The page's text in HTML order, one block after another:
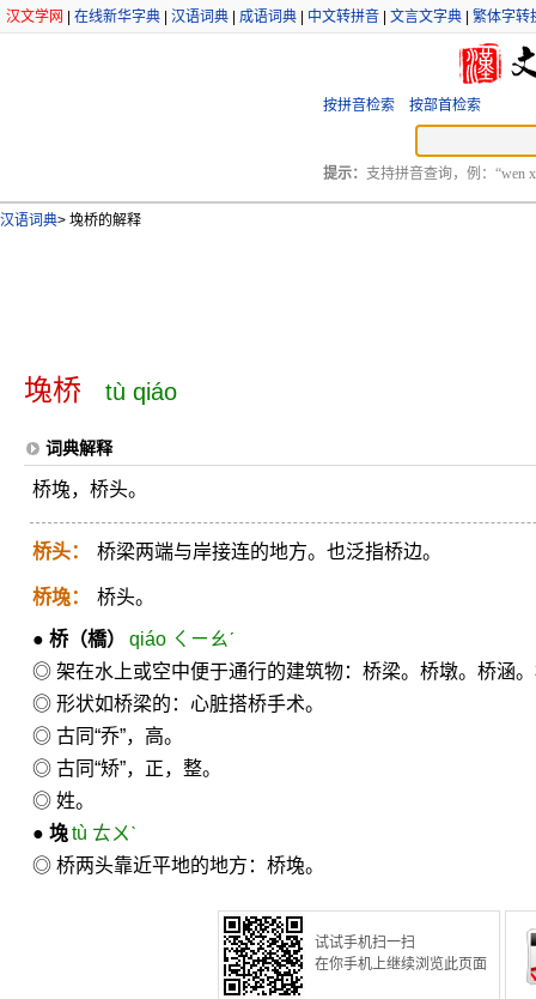
汉文学网 在线新华字典 汉语词典 成语词典 中文转拼音 文言文字典 繁体字转
按拼音检索 按部首检索
提示： 支持拼音查询，例：“wen
汉语词典> 堍桥的解释
堍桥 tù qiáo
词典解释
桥堍，桥头。
桥头： 桥梁两端与岸接连的地方。也泛指桥边。
桥堍： 桥头。
● 桥（橋）
qiáo ㄑㄧㄠˊ
◎ 架在水上或空中便于通行的建筑物：桥梁。桥墩。桥涵
◎ 形状如桥梁的：心脏搭桥手术。
◎ 古同“乔”，高。
◎ 古同“矫”，正，整。
◎ 姓。
● 堍tù ㄊㄨˋ
◎ 桥两头靠近平地的地方：桥堍。
试试手机扫一扫
在你手机上继续浏览此页面